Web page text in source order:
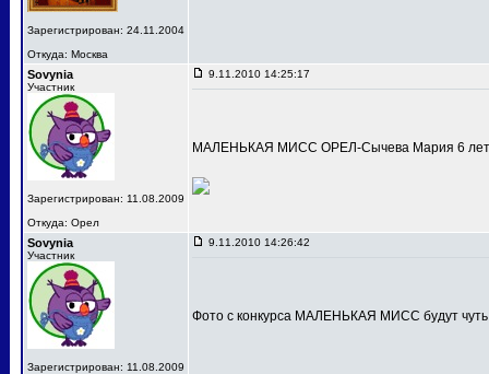
Зарегистрирован: 24.11.2004
Откуда: Москва
Sovynia
Участник
Зарегистрирован: 11.08.2009
Откуда: Орел
9.11.2010 14:25:17
МАЛЕНЬКАЯ МИСС ОРЕЛ-Сычева Мария 6
Sovynia
Участник
Зарегистрирован: 11.08.2009
9.11.2010 14:26:42
Фото с конкурса МАЛЕНЬКАЯ МИСС будут